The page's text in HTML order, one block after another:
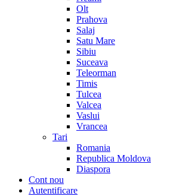
Olt
Prahova
Salaj
Satu Mare
Sibiu
Suceava
Teleorman
Timis
Tulcea
Valcea
Vaslui
Vrancea
Tari
Romania
Republica Moldova
Diaspora
Cont nou
Autentificare